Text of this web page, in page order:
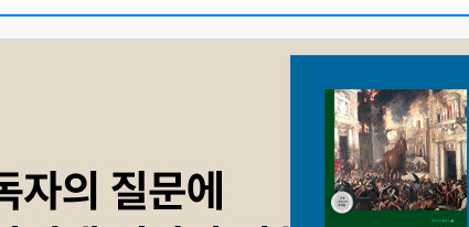
RBTI Lab